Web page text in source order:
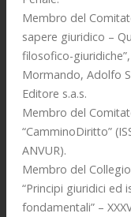
Membro del
sapere giuridico –
filosofico-
Mormando, Adolfo
Editore s.a.s.
Membro del
“CamminoDiritto”
ANVUR).
Membro del
“Principi giuridici ed
fondamentali” –